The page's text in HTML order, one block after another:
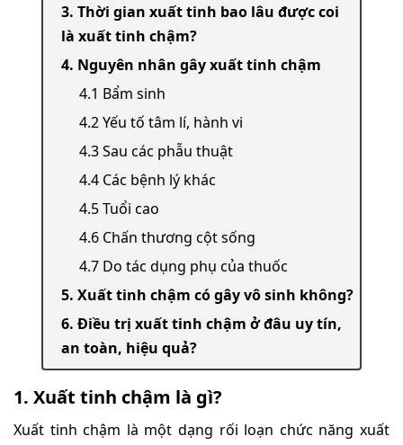
3. Thời gian xuất tinh bao lâu được coi
là xuất tinh chậm?
4. Nguyên nhân gây xuất tinh chậm
4.1 Bẩm sinh
4.2 Yếu tố tâm lí, hành vi
4.3 Sau các phẫu thuật
4.4 Các bệnh lý khác
4.5 Tuổi cao
4.6 Chấn thương cột sống
4.7 Do tác dụng phụ của thuốc
5. Xuất tinh chậm có gây vô sinh không?
6. Điều trị xuất tinh chậm ở đâu uy tín,
an toàn, hiệu quả?
1. Xuất tinh chậm là gì?
Xuất tinh chậm là một dạng rối loạn chức năng xuất